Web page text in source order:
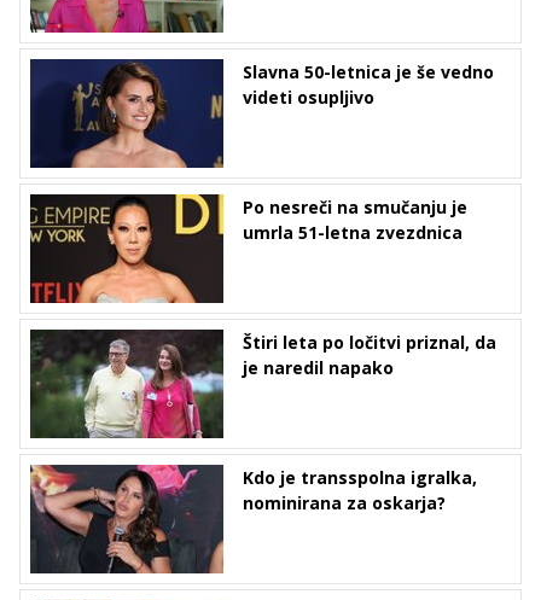
Slavna 50-letnica je še vedno
videti osupljivo
Po nesreči na smučanju je
umrla 51-letna zvezdnica
Štiri leta po ločitvi priznal, da
je naredil napako
Kdo je transspolna igralka,
nominirana za oskarja?